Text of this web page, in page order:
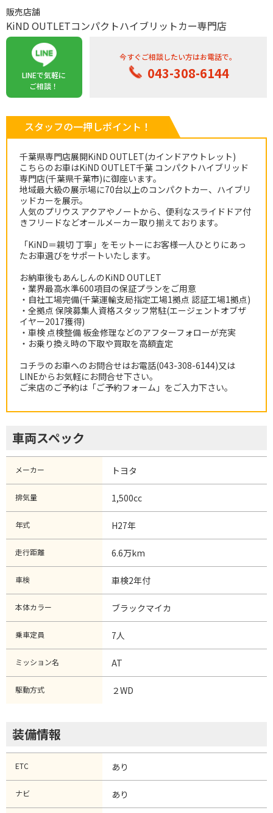
販売店舗
KiND OUTLETコンパクトハイブリットカー専門店
LINEで気軽に
ご相談！
今すぐご相談したい方はお電話で。
043-308-6144
スタッフの一押しポイント！
千葉県専門店展開KiND OUTLET(カインドアウトレット)
こちらのお車はKiND OUTLET千葉 コンパクトハイブリッド
専門店(千葉県千葉市)に御座います。
地域最大級の展示場に70台以上のコンパクトカー、ハイブリ
ッドカーを展示。
人気のプリウス アクアやノートから、便利なスライドドア付
きフリードなどオールメーカー取り揃えております。
「KiND＝親切 丁寧」をモットーにお客様一人ひとりにあっ
たお車選びをサポートいたします。
お納車後もあんしんのKiND OUTLET
・業界最高水準600項目の保証プランをご用意
・自社工場完備(千葉運輸支局指定工場1拠点 認証工場1拠点)
・全拠点 保険募集人資格スタッフ常駐(エージェントオブザ
イヤー2017獲得)
・車検 点検整備 板金修理などのアフターフォローが充実
・お乗り換え時の下取や買取を高額査定
コチラのお車へのお問合せはお電話(043-308-6144)又は
LINEからお気軽にお問合せ下さい。
ご来店のご予約は「ご予約フォーム」をご入力下さい。
車両スペック
メーカー トヨタ
排気量 1,500cc
年式 H27年
走行距離 6.6万km
車検 車検2年付
本体カラー ブラックマイカ
乗車定員 7人
ミッション名 AT
駆動方式 ２WD
装備情報
ETC あり
ナビ あり